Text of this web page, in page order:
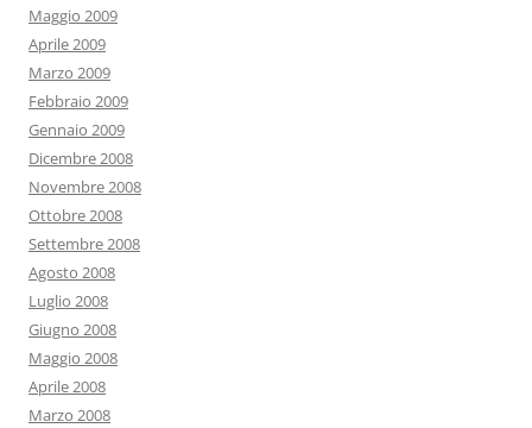
Maggio 2009
Aprile 2009
Marzo 2009
Febbraio 2009
Gennaio 2009
Dicembre 2008
Novembre 2008
Ottobre 2008
Settembre 2008
Agosto 2008
Luglio 2008
Giugno 2008
Maggio 2008
Aprile 2008
Marzo 2008